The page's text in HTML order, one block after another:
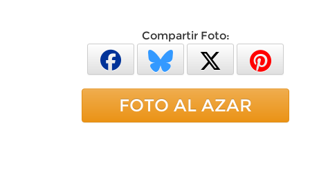
Compartir Foto:
FOTO AL AZAR